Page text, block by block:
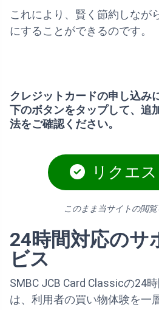
これにより、賢く節約しなが
にすることができるのです。
クレジットカードの申し込み
下のボタンをタップして、追
法をご確認ください。
リクエ
このまま当サイトの閲覧
24時間対応のサ
ビス
SMBC JCB Card Classicの24
は、利用者の買い物体験を一